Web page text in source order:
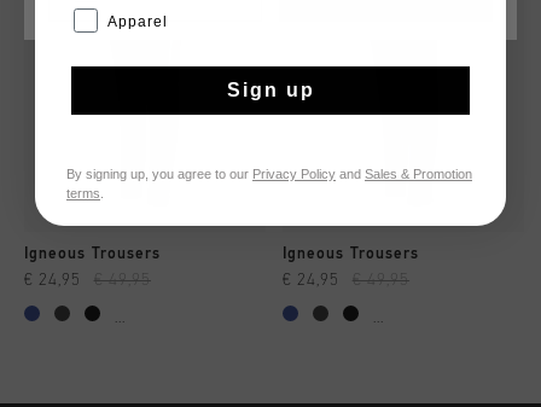
Igneous Trousers
€ 24,95 € 49,95
...
Igneous Trousers
€ 24,95 € 49,95
...
Apparel
Sign up
By signing up, you agree to our Privacy Policy and Sales & Promotion
terms